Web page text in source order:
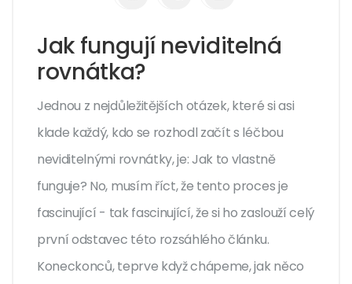
Jak fungují neviditelná
rovnátka?
Jednou z nejdůležitějších otázek, které si asi
klade každý, kdo se rozhodl začít s léčbou
neviditelnými rovnátky, je: Jak to vlastně
funguje? No, musím říct, že tento proces je
fascinující - tak fascinující, že si ho zaslouží celý
první odstavec této rozsáhlého článku.
Koneckonců, teprve když chápeme, jak něco